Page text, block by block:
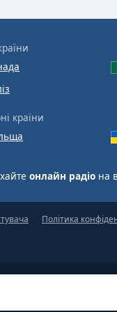
країни
онлайн радіо на
Політика